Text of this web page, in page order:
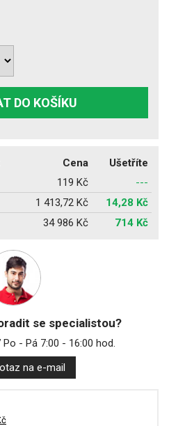
DO KOŠÍKU
Cena
Ušetříte
119 Kč
---
1 413,72 Kč
14,28 Kč
34 986 Kč 714 Kč
se specialistou?
Po - Pá 7:00 - 16:00 hod.
na e-mail